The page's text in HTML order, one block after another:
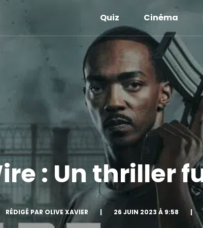
Quiz Cinéma
: Un thriller
RÉDIGÉ PAR OLIVE XAVIER | 26 JUIN 2023 À 9:58 |